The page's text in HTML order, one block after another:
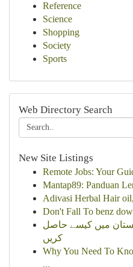
Reference
Science
Shopping
Society
Sports
Web Directory Search
New Site Listings
Remote Jobs: Your
Mantap89: Panduan
Adivasi Herbal Hair
Don't Fall To benz
میں کیسے حاصل
کریں
Why You Need To
...